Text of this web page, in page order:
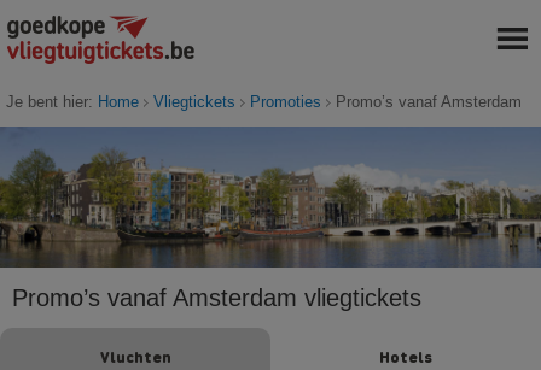
Je bent hier: Home Vliegtickets Promoties Promo’s vanaf Amsterdam
Promo’s vanaf Amsterdam vliegtickets